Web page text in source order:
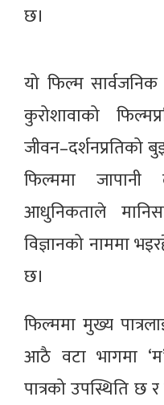
छ।
यो फिल्म
कुरोशावाको
जीवन–दर्शनप्रतिको
फिल्ममा
आधुनिकताले
विज्ञानको नाममा
छ।
फिल्ममा मुख्य
आठै वटा भागमा
पात्रको उपस्थिति छ